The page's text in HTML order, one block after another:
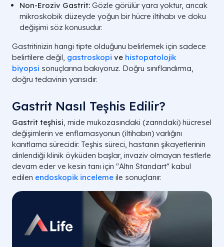
Non-Eroziv Gastrit: Gözle görülür yara yoktur, ancak
mikroskobik düzeyde yoğun bir hücre iltihabı ve doku
değişimi söz konusudur.
Gastritinizin hangi tipte olduğunu belirlemek için sadece
belirtilere değil, gastroskopi ve histopatolojik
biyopsi sonuçlarına bakıyoruz. Doğru sınıflandırma,
doğru tedavinin yarısıdır.
Gastrit Nasıl Teşhis Edilir?
Gastrit teşhisi, mide mukozasındaki (zarındaki) hücresel
değişimlerin ve enflamasyonun (iltihabın) varlığını
kanıtlama sürecidir. Teşhis süreci, hastanın şikayetlerinin
dinlendiği klinik öyküden başlar, invaziv olmayan testlerle
devam eder ve kesin tanı için "Altın Standart" kabul
edilen endoskopik inceleme ile sonuçlanır.